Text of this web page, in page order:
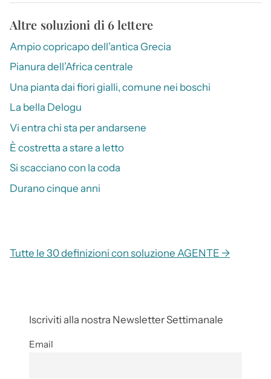
Altre soluzioni di 6 lettere
Ampio copricapo dell’antica Grecia
Pianura dell’Africa centrale
Una pianta dai fiori gialli, comune nei boschi
La bella Delogu
Vi entra chi sta per andarsene
È costretta a stare a letto
Si scacciano con la coda
Durano cinque anni
Tutte le 30 definizioni con soluzione AGENTE →
Iscriviti alla nostra Newsletter Settimanale
Email